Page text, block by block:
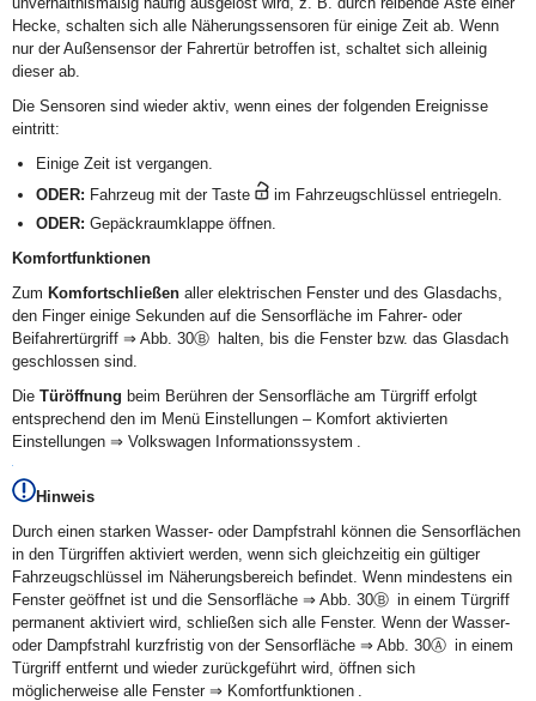
Hecke, schalten sich alle Näherungssensoren für einige Zeit ab. Wenn
nur der Außensensor der Fahrertür betroffen ist, schaltet sich alleinig
dieser ab.
Die Sensoren sind wieder aktiv, wenn eines der folgenden Ereignisse
eintritt:
Einige Zeit ist vergangen.
ODER: Fahrzeug mit der Taste
im Fahrzeugschlüssel entriegeln.
ODER: Gepäckraumklappe öffnen.
Komfortfunktionen
Zum Komfortschließen aller elektrischen Fenster und des Glasdachs,
den Finger einige Sekunden auf die Sensorfläche im Fahrer- oder
Beifahrertürgriff ⇒ Abb. 30Ⓑ halten, bis die Fenster bzw. das Glasdach
geschlossen sind.
Die Türöffnung beim Berühren der Sensorfläche am Türgriff erfolgt
entsprechend den im Menü Einstellungen – Komfort aktivierten
Einstellungen ⇒ Volkswagen Informationssystem .
Hinweis
Durch einen starken Wasser- oder Dampfstrahl können die Sensorflächen
in den Türgriffen aktiviert werden, wenn sich gleichzeitig ein gültiger
Fahrzeugschlüssel im Näherungsbereich befindet. Wenn mindestens ein
Fenster geöffnet ist und die Sensorfläche ⇒ Abb. 30Ⓑ in einem Türgriff
permanent aktiviert wird, schließen sich alle Fenster. Wenn der Wasser-
oder Dampfstrahl kurzfristig von der Sensorfläche ⇒ Abb. 30Ⓐ in einem
Türgriff entfernt und wieder zurückgeführt wird, öffnen sich
möglicherweise alle Fenster ⇒ Komfortfunktionen .